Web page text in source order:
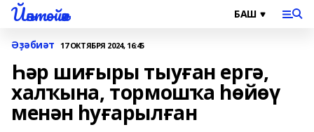
Йәнтөйәк
Әҙәбиәт 17 ОКТЯБРЯ 2024, 16:45
Һәр шиғыры тыуған ергә,
халҡына, тормошҡа һөйөү
менән һуғарылған